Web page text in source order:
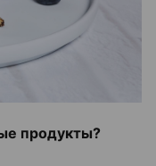
продукты?